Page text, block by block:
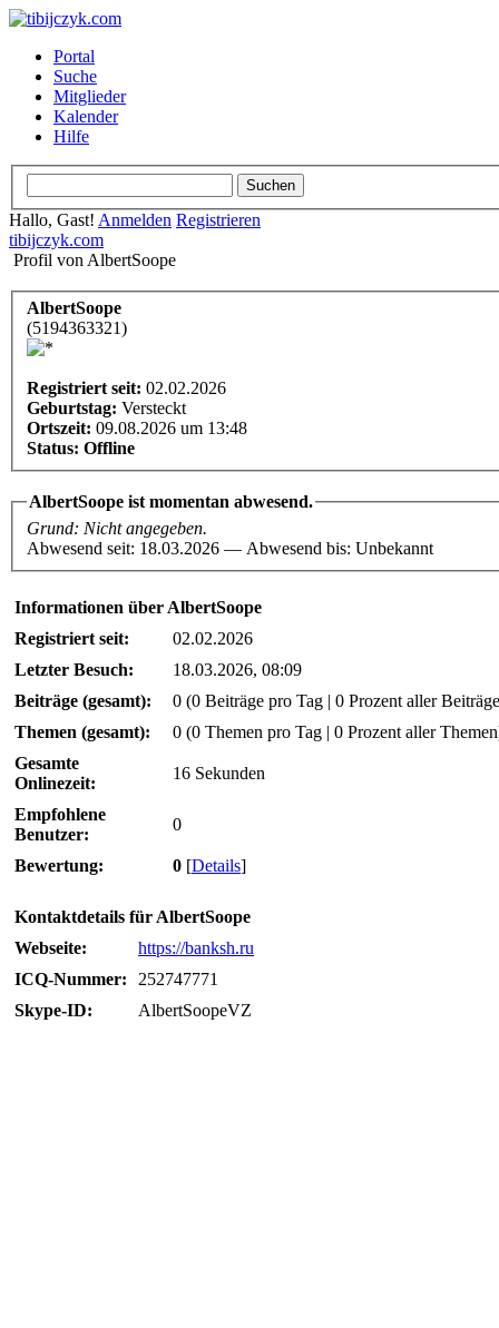
Portal
Suche
Mitglieder
Kalender
Hilfe
Hallo, Gast! Anmelden Registrieren
tibijczyk.com
Profil von AlbertSoope
AlbertSoope
(5194363321)
Registriert seit: 02.02.2026
Geburtstag: Versteckt
Ortszeit: 09.08.2026 um 13:48
Status: Offline
AlbertSoope ist momentan abwesend.
Grund: Nicht angegeben.
Abwesend seit: 18.03.2026 — Abwesend bis: Unbekannt
Informationen über AlbertSoope
Registriert seit:
02.02.2026
Letzter Besuch:
18.03.2026, 08:09
Beiträge (gesamt):
0 (0 Beiträge pro Tag | 0 Prozent aller
Themen (gesamt):
0 (0 Themen pro Tag | 0 Prozent aller
Gesamte
Onlinezeit:
16 Sekunden
Empfohlene
Benutzer:
0
Bewertung: 0 [Details]
Kontaktdetails für AlbertSoope
Webseite:
https://banksh.ru
ICQ-Nummer:
252747771
Skype-ID:
AlbertSoopeVZ